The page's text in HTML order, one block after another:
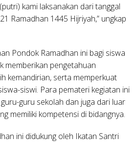
kami laksanakan dari tanggal
Ramadhan 1445 Hijriyah,” ungkap
Pondok Ramadhan ini bagi siswa
memberikan pengetahuan
kemandirian, serta memperkuat
siswi. Para pemateri kegiatan ini
guru sekolah dan juga dari luar
memiliki kompetensi di bidangnya.
ini didukung oleh Ikatan Santri